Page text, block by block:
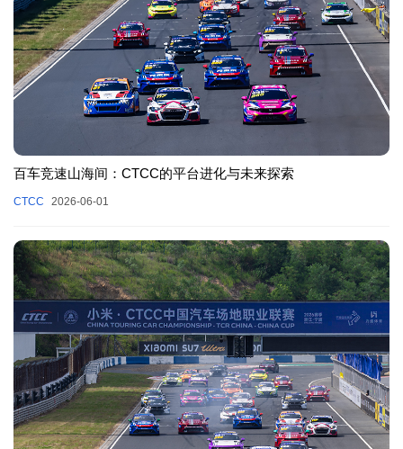
百车竞速山海间：CTCC的平台进化与未来探索
CTCC 2026-06-01